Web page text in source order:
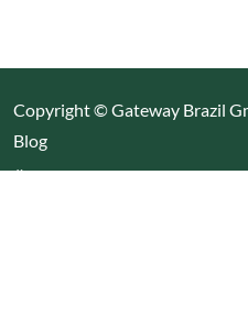
Copyright © Gateway Brazil
Blog(Link öffnet einen neuen
Über uns